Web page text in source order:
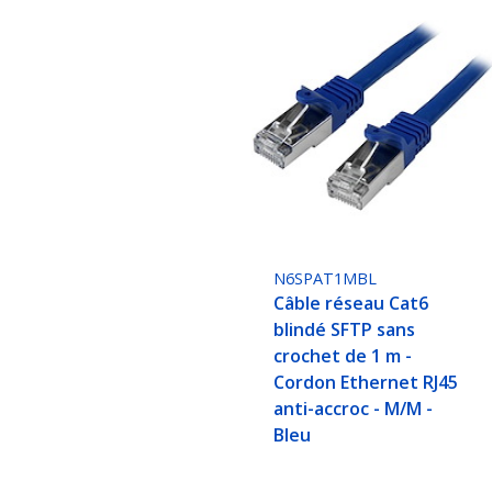
N6SPAT1MBL
Câble réseau Cat6
blindé SFTP sans
crochet de 1 m -
Cordon Ethernet RJ45
anti-accroc - M/M -
Bleu